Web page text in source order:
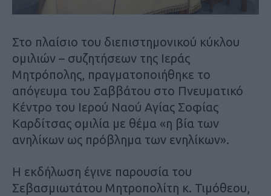
Στο πλαίσιο του διεπιστημονικού κύκλου
ομιλιών – συζητήσεων της Ιεράς
Μητρόπολης, πραγματοποιήθηκε το
απόγευμα του Σαββάτου στο Πνευματικό
Κέντρο του Ιερού Ναού Αγίας Σοφίας
Καρδίτσας ομιλία με θέμα «η βία των
ανηλίκων ως πρόβλημα των ενηλίκων».
Η εκδήλωση έγινε παρουσία του
Σεβασμιωτάτου Μητροπολίτη κ. Τιμόθεου,